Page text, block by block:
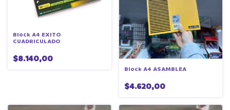
Block A4 EXITO
CUADRICULADO
$8.140,00
Block A4 ASAMBLEA
$4.620,00